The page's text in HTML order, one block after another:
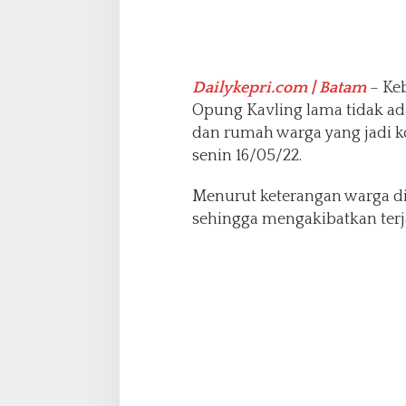
a
g
g
a
k
Dailykepri.com | Batam–
Opung Kavling lama tidak
dan rumah warga yang jadi
senin 16/05/22.
Menurut keterangan warga
sehingga mengakibatkan